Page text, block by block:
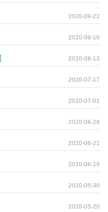
2020-09-22
2020-09-10
2020-08-13
2020-07-17
2020-07-01
2020-06-26
2020-06-21
2020-06-10
2020-05-30
2020-05-20